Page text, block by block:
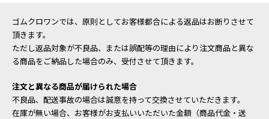
ゴムクロワンでは、原則としてお客様都合による返品はお断りさせて
頂きます。
ただし返品対象が不良品、または誤配等の理由により注文商品と異な
る商品をご納品した場合のみ、受付させて頂きます。
注文と異なる商品が届けられた場合
不良品、配送事故の場合は誠意を持って交換させていただきます。
在庫が無い場合、お客様がお支払いいただいた金額（商品代金・送